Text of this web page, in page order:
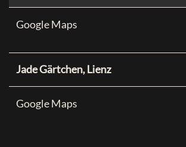
Google Maps
Jade Gärtchen, Lienz
Google Maps